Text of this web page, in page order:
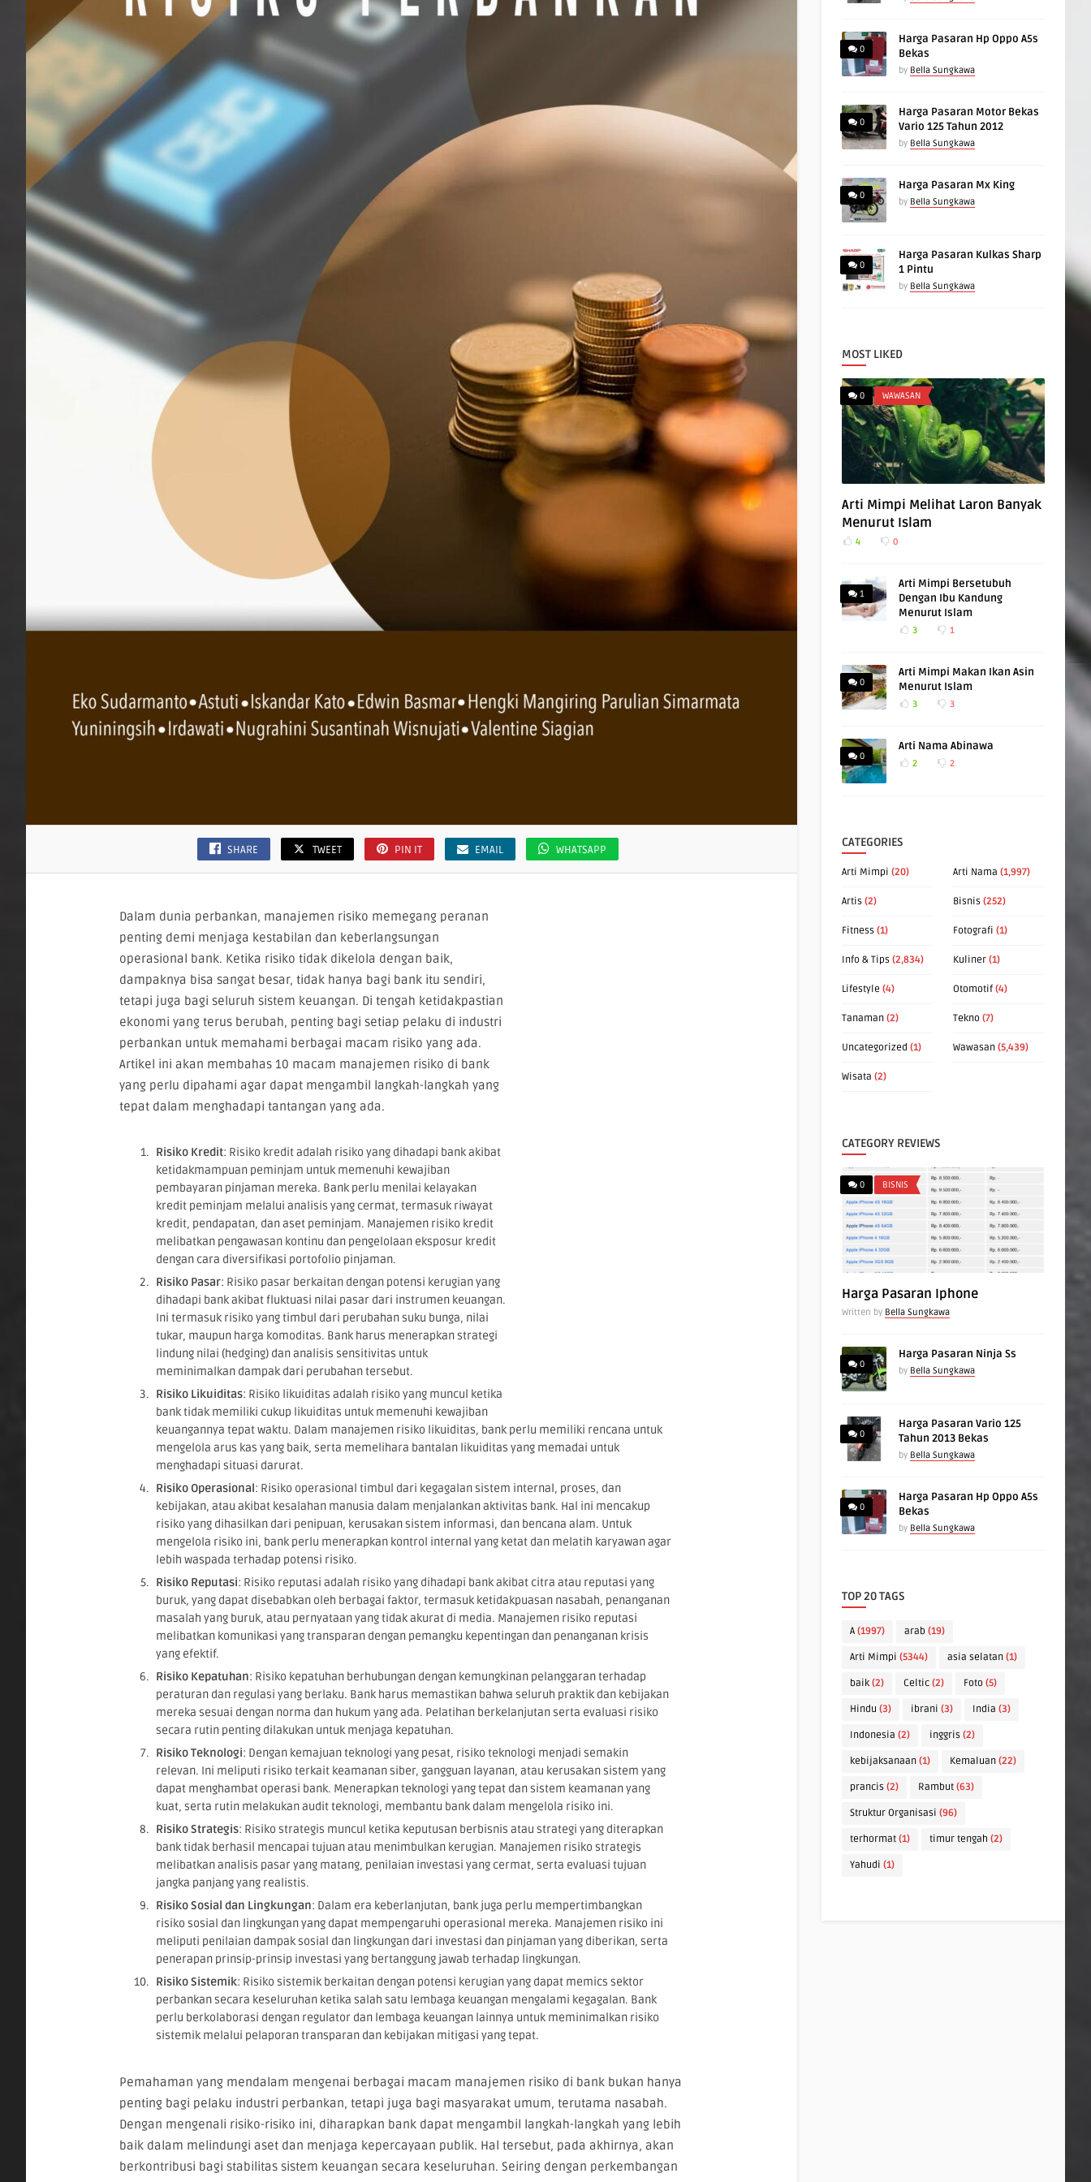
SHARE TWEET PIN IT EMAIL WHATSAPP
Dalam dunia perbankan, manajemen risiko memegang peranan
penting demi menjaga kestabilan dan keberlangsungan
operasional bank. Ketika risiko tidak dikelola dengan baik,
dampaknya bisa sangat besar, tidak hanya bagi bank itu sendiri,
tetapi juga bagi seluruh sistem keuangan. Di tengah ketidakpastian
ekonomi yang terus berubah, penting bagi setiap pelaku di industri
perbankan untuk memahami berbagai macam risiko yang ada.
Artikel ini akan membahas 10 macam manajemen risiko di bank
yang perlu dipahami agar dapat mengambil langkah-langkah yang
tepat dalam menghadapi tantangan yang ada.
Risiko Kredit: Risiko kredit adalah risiko yang dihadapi bank akibat
ketidakmampuan peminjam untuk memenuhi kewajiban
pembayaran pinjaman mereka. Bank perlu menilai kelayakan
kredit peminjam melalui analisis yang cermat, termasuk riwayat
kredit, pendapatan, dan aset peminjam. Manajemen risiko kredit
melibatkan pengawasan kontinu dan pengelolaan eksposur kredit
dengan cara diversifikasi portofolio pinjaman.
Risiko Pasar: Risiko pasar berkaitan dengan potensi kerugian yang
dihadapi bank akibat fluktuasi nilai pasar dari instrumen keuangan.
Ini termasuk risiko yang timbul dari perubahan suku bunga, nilai
tukar, maupun harga komoditas. Bank harus menerapkan strategi
lindung nilai (hedging) dan analisis sensitivitas untuk
meminimalkan dampak dari perubahan tersebut.
Risiko Likuiditas: Risiko likuiditas adalah risiko yang muncul ketika
bank tidak memiliki cukup likuiditas untuk memenuhi kewajiban
keuangannya tepat waktu. Dalam manajemen risiko likuiditas, bank perlu memiliki rencana untuk
mengelola arus kas yang baik, serta memelihara bantalan likuiditas yang memadai untuk
menghadapi situasi darurat.
Risiko Operasional: Risiko operasional timbul dari kegagalan sistem internal, proses, dan
kebijakan, atau akibat kesalahan manusia dalam menjalankan aktivitas bank. Hal ini mencakup
risiko yang dihasilkan dari penipuan, kerusakan sistem informasi, dan bencana alam. Untuk
mengelola risiko ini, bank perlu menerapkan kontrol internal yang ketat dan melatih karyawan agar
lebih waspada terhadap potensi risiko.
Risiko Reputasi: Risiko reputasi adalah risiko yang dihadapi bank akibat citra atau reputasi yang
buruk, yang dapat disebabkan oleh berbagai faktor, termasuk ketidakpuasan nasabah, penanganan
masalah yang buruk, atau pernyataan yang tidak akurat di media. Manajemen risiko reputasi
melibatkan komunikasi yang transparan dengan pemangku kepentingan dan penanganan krisis
yang efektif.
Risiko Kepatuhan: Risiko kepatuhan berhubungan dengan kemungkinan pelanggaran terhadap
peraturan dan regulasi yang berlaku. Bank harus memastikan bahwa seluruh praktik dan kebijakan
mereka sesuai dengan norma dan hukum yang ada. Pelatihan berkelanjutan serta evaluasi risiko
secara rutin penting dilakukan untuk menjaga kepatuhan.
Risiko Teknologi: Dengan kemajuan teknologi yang pesat, risiko teknologi menjadi semakin
relevan. Ini meliputi risiko terkait keamanan siber, gangguan layanan, atau kerusakan sistem yang
dapat menghambat operasi bank. Menerapkan teknologi yang tepat dan sistem keamanan yang
kuat, serta rutin melakukan audit teknologi, membantu bank dalam mengelola risiko ini.
Risiko Strategis: Risiko strategis muncul ketika keputusan berbisnis atau strategi yang diterapkan
bank tidak berhasil mencapai tujuan atau menimbulkan kerugian. Manajemen risiko strategis
melibatkan analisis pasar yang matang, penilaian investasi yang cermat, serta evaluasi tujuan
jangka panjang yang realistis.
Risiko Sosial dan Lingkungan: Dalam era keberlanjutan, bank juga perlu mempertimbangkan
risiko sosial dan lingkungan yang dapat mempengaruhi operasional mereka. Manajemen risiko ini
meliputi penilaian dampak sosial dan lingkungan dari investasi dan pinjaman yang diberikan, serta
penerapan prinsip-prinsip investasi yang bertanggung jawab terhadap lingkungan.
Risiko Sistemik: Risiko sistemik berkaitan dengan potensi kerugian yang dapat memics sektor
perbankan secara keseluruhan ketika salah satu lembaga keuangan mengalami kegagalan. Bank
perlu berkolaborasi dengan regulator dan lembaga keuangan lainnya untuk meminimalkan risiko
sistemik melalui pelaporan transparan dan kebijakan mitigasi yang tepat.
Pemahaman yang mendalam mengenai berbagai macam manajemen risiko di bank bukan hanya
penting bagi pelaku industri perbankan, tetapi juga bagi masyarakat umum, terutama nasabah.
Dengan mengenali risiko-risiko ini, diharapkan bank dapat mengambil langkah-langkah yang lebih
baik dalam melindungi aset dan menjaga kepercayaan publik. Hal tersebut, pada akhirnya, akan
berkontribusi bagi stabilitas sistem keuangan secara keseluruhan. Seiring dengan perkembangan
0
Harga Pasaran Hp Oppo A5s
Bekas
by Bella Sungkawa
0
Harga Pasaran Motor Bekas
Vario 125 Tahun 2012
by Bella Sungkawa
0
Harga Pasaran Mx King
by Bella Sungkawa
0
Harga Pasaran Kulkas Sharp
1 Pintu
by Bella Sungkawa
MOST LIKED
0 WAWASAN
Arti Mimpi Melihat Laron Banyak
Menurut Islam
4 0
1
Arti Mimpi Bersetubuh
Dengan Ibu Kandung
Menurut Islam
3 1
0
Arti Mimpi Makan Ikan Asin
Menurut Islam
3 3
0
Arti Nama Abinawa
2 2
CATEGORIES
Arti Mimpi (20) Arti Nama (1,997)
Artis (2) Bisnis (252)
Fitness (1) Fotografi (1)
Info & Tips (2,834) Kuliner (1)
Lifestyle (4) Otomotif (4)
Tanaman (2) Tekno (7)
Uncategorized (1) Wawasan (5,439)
Wisata (2)
CATEGORY REVIEWS
0 BISNIS
Harga Pasaran Iphone
Written by Bella Sungkawa
0
Harga Pasaran Ninja Ss
by Bella Sungkawa
0
Harga Pasaran Vario 125
Tahun 2013 Bekas
by Bella Sungkawa
0
Harga Pasaran Hp Oppo A5s
Bekas
by Bella Sungkawa
TOP 20 TAGS
A (1997) arab (19)
Arti Mimpi (5344) asia selatan (1)
baik (2) Celtic (2) Foto (5)
Hindu (3) ibrani (3) India (3)
Indonesia (2) inggris (2)
kebijaksanaan (1) Kemaluan (22)
prancis (2) Rambut (63)
Struktur Organisasi (96)
terhormat (1) timur tengah (2)
Yahudi (1)